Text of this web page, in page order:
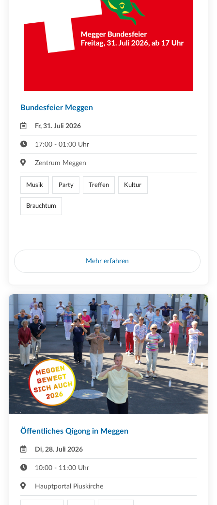
Bundesfeier Meggen
Fr, 31. Juli 2026
17:00 - 01:00 Uhr
Zentrum Meggen
Musik Party Treffen Kultur
Brauchtum
Mehr erfahren
Öffentliches Qigong in Meggen
Di, 28. Juli 2026
10:00 - 11:00 Uhr
Hauptportal Piuskirche